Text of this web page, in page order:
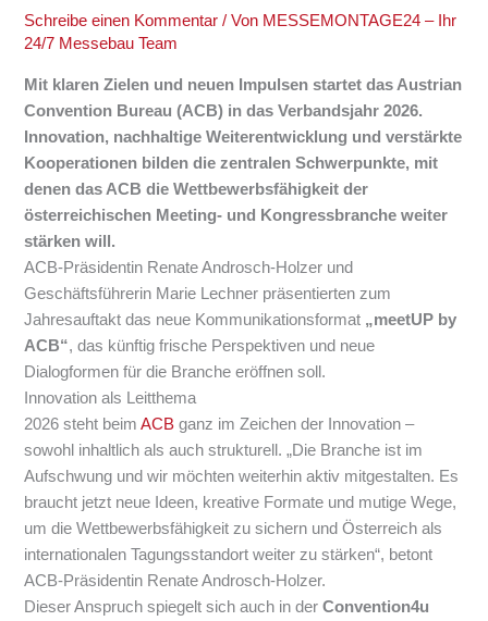
Schreibe einen Kommentar / Von MESSEMONTAGE24 – Ihr
24/7 Messebau Team
Mit klaren Zielen und neuen Impulsen startet das Austrian
Convention Bureau (ACB) in das Verbandsjahr 2026.
Innovation, nachhaltige Weiterentwicklung und verstärkte
Kooperationen bilden die zentralen Schwerpunkte, mit
denen das ACB die Wettbewerbsfähigkeit der
österreichischen Meeting- und Kongressbranche weiter
stärken will.
ACB-Präsidentin Renate Androsch-Holzer und
Geschäftsführerin Marie Lechner präsentierten zum
Jahresauftakt das neue Kommunikationsformat „meetUP by
ACB“, das künftig frische Perspektiven und neue
Dialogformen für die Branche eröffnen soll.
Innovation als Leitthema
2026 steht beimACB ganz im Zeichen der Innovation –
sowohl inhaltlich als auch strukturell. „Die Branche ist im
Aufschwung und wir möchten weiterhin aktiv mitgestalten. Es
braucht jetzt neue Ideen, kreative Formate und mutige Wege,
um die Wettbewerbsfähigkeit zu sichern und Österreich als
internationalen Tagungsstandort weiter zu stärken“, betont
ACB-Präsidentin Renate Androsch-Holzer.
Dieser Anspruch spiegelt sich auch in derConvention4u